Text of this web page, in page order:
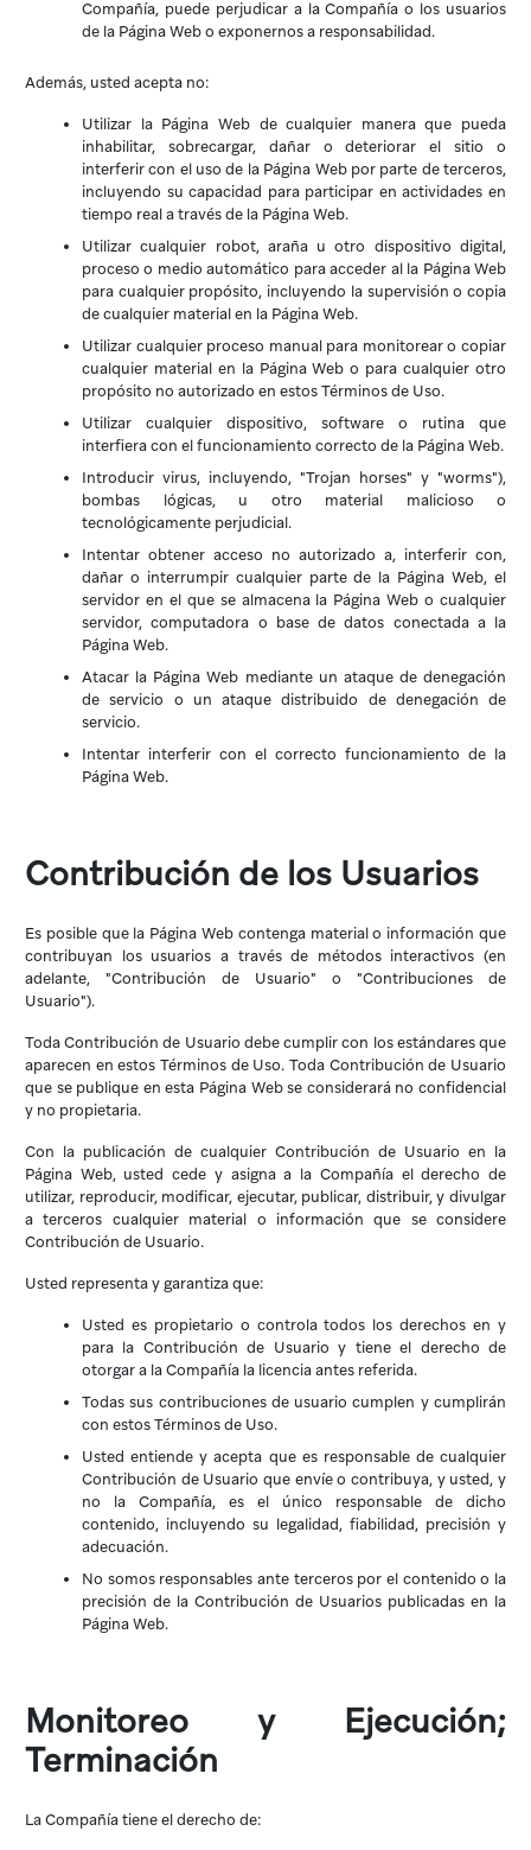
Compañía, puede perjudicar a la Compañía o los usuarios
de la Página Web o exponernos a responsabilidad.
Además, usted acepta no:
Utilizar la Página Web de cualquier manera que pueda
inhabilitar, sobrecargar, dañar o deteriorar el sitio o
interferir con el uso de la Página Web por parte de terceros,
incluyendo su capacidad para participar en actividades en
tiempo real a través de la Página Web.
Utilizar cualquier robot, araña u otro dispositivo digital,
proceso o medio automático para acceder al la Página Web
para cualquier propósito, incluyendo la supervisión o copia
de cualquier material en la Página Web.
Utilizar cualquier proceso manual para monitorear o copiar
cualquier material en la Página Web o para cualquier otro
propósito no autorizado en estos Términos de Uso.
Utilizar cualquier dispositivo, software o rutina que
interfiera con el funcionamiento correcto de la Página Web.
Introducir virus, incluyendo, "Trojan horses" y "worms"),
bombas lógicas, u otro material malicioso o
tecnológicamente perjudicial.
Intentar obtener acceso no autorizado a, interferir con,
dañar o interrumpir cualquier parte de la Página Web, el
servidor en el que se almacena la Página Web o cualquier
servidor, computadora o base de datos conectada a la
Página Web.
Atacar la Página Web mediante un ataque de denegación
de servicio o un ataque distribuido de denegación de
servicio.
Intentar interferir con el correcto funcionamiento de la
Página Web.
Contribución de los Usuarios
Es posible que la Página Web contenga material o información que
contribuyan los usuarios a través de métodos interactivos (en
adelante, "Contribución de Usuario" o "Contribuciones de
Usuario").
Toda Contribución de Usuario debe cumplir con los estándares que
aparecen en estos Términos de Uso. Toda Contribución de Usuario
que se publique en esta Página Web se considerará no confidencial
y no propietaria.
Con la publicación de cualquier Contribución de Usuario en la
Página Web, usted cede y asigna a la Compañía el derecho de
utilizar, reproducir, modificar, ejecutar, publicar, distribuir, y divulgar
a terceros cualquier material o información que se considere
Contribución de Usuario.
Usted representa y garantiza que:
Usted es propietario o controla todos los derechos en y
para la Contribución de Usuario y tiene el derecho de
otorgar a la Compañía la licencia antes referida.
Todas sus contribuciones de usuario cumplen y cumplirán
con estos Términos de Uso.
Usted entiende y acepta que es responsable de cualquier
Contribución de Usuario que envíe o contribuya, y usted, y
no la Compañía, es el único responsable de dicho
contenido, incluyendo su legalidad, fiabilidad, precisión y
adecuación.
No somos responsables ante terceros por el contenido o la
precisión de la Contribución de Usuarios publicadas en la
Página Web.
Monitoreo y Ejecución;
Terminación
La Compañía tiene el derecho de: